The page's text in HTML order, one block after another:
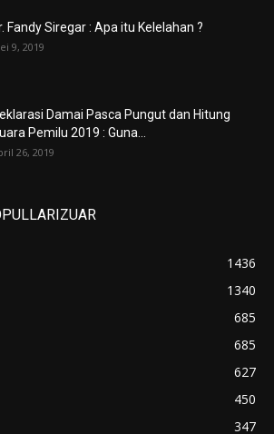
Fandy Siregar : Apa itu Kelelahan ?
9, 2019
Damai Pasca Pungut dan Hitung
Pemilu 2019 : Guna...
26, 2019
1436
1340
685
685
627
450
347